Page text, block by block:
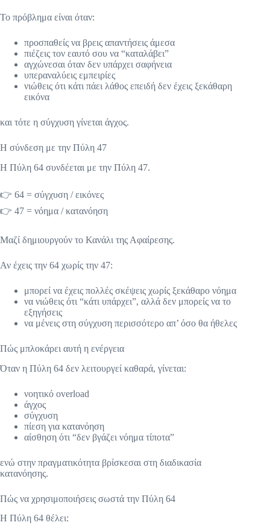
Το πρόβλημα είναι όταν:
προσπαθείς να βρεις απαντήσεις άμεσα
πιέζεις τον εαυτό σου να “καταλάβει”
αγχώνεσαι όταν δεν υπάρχει σαφήνεια
υπεραναλύεις εμπειρίες
νιώθεις ότι κάτι πάει λάθος επειδή δεν έχεις ξεκάθαρη
εικόνα
και τότε η σύγχυση γίνεται άγχος.
Η σύνδεση με την Πύλη 47
Η Πύλη 64 συνδέεται με την Πύλη 47.
👉 64 = σύγχυση / εικόνες
👉 47 = νόημα / κατανόηση
Μαζί δημιουργούν το Κανάλι της Αφαίρεσης.
Αν έχεις την 64 χωρίς την 47:
μπορεί να έχεις πολλές σκέψεις χωρίς ξεκάθαρο νόημα
να νιώθεις ότι “κάτι υπάρχει”, αλλά δεν μπορείς να το
εξηγήσεις
να μένεις στη σύγχυση περισσότερο απ’ όσο θα ήθελες
Πώς μπλοκάρει αυτή η ενέργεια
Όταν η Πύλη 64 δεν λειτουργεί καθαρά, γίνεται:
νοητικό overload
άγχος
σύγχυση
πίεση για κατανόηση
αίσθηση ότι “δεν βγάζει νόημα τίποτα”
ενώ στην πραγματικότητα βρίσκεσαι στη διαδικασία
κατανόησης.
Πώς να χρησιμοποιήσεις σωστά την Πύλη 64
Η Πύλη 64 θέλει: